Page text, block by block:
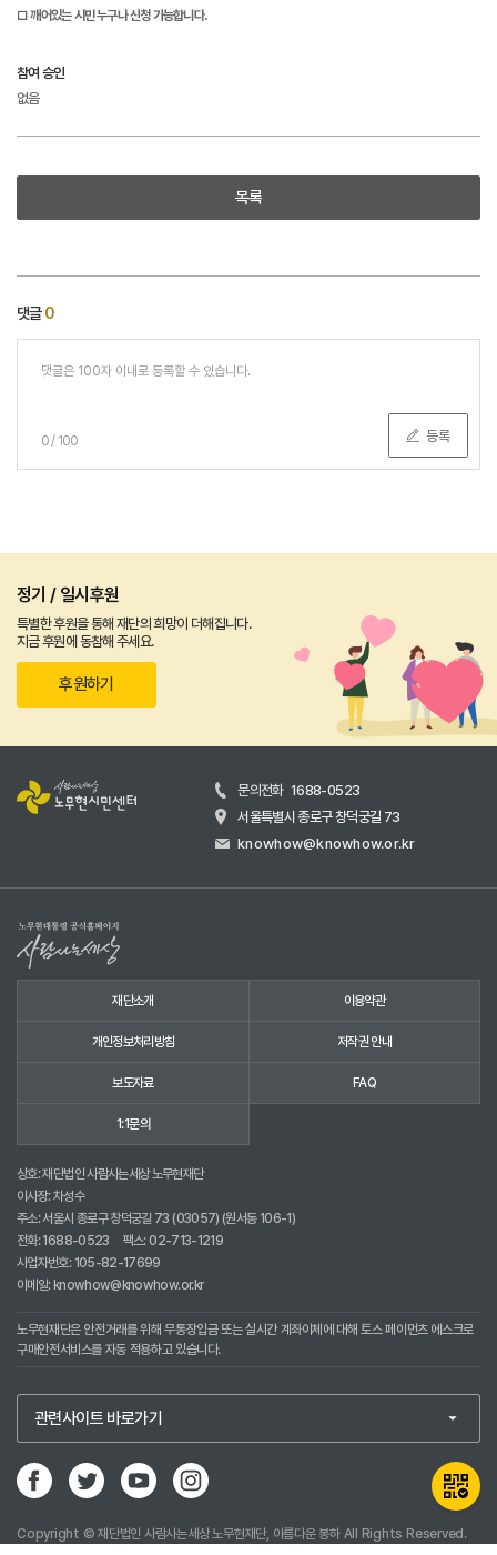
□ 깨어있는 시민 누구나 신청 가능합니다.
참여 승인
없음
목록
댓글0
0/ 100 등록
정기 / 일시후원
특별한 후원을 통해 재단의 희망이 더해집니다.
지금 후원에 동참해 주세요.
후원하기
문의전화 1688-0523
서울특별시 종로구 창덕궁길 73
knowhow@knowhow.or.kr
재단소개 이용약관
개인정보처리방침 저작권 안내
보도자료 FAQ
1:1문의
상호: 재단법인 사람사는세상 노무현재단
이사장: 차성수
주소: 서울시 종로구 창덕궁길 73 (03057) (원서동 106-1)
전화:1688-0523
팩스: 02-713-1219
사업자번호: 105-82-17699
이메일: knowhow@knowhow.or.kr
노무현재단은 안전거래를 위해 무통장입금 또는 실시간 계좌이체에 대해 토스 페이먼츠 에스크로
구매안전서비스를 자동 적용하고 있습니다.
Copyright © 재단법인 사람사는세상 노무현재단, 아름다운 봉하 All Rights Reserved.